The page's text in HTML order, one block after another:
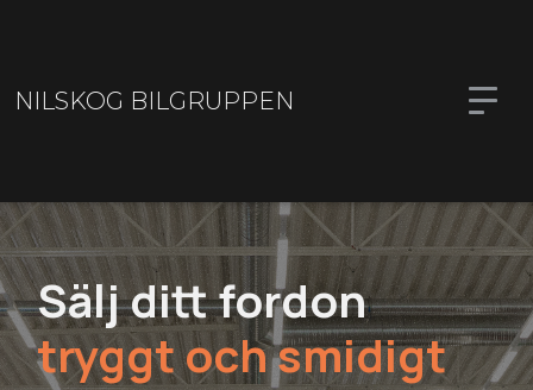
NILSKOG BILGRUPPEN
Sälj ditt fordon
tryggt och smidigt